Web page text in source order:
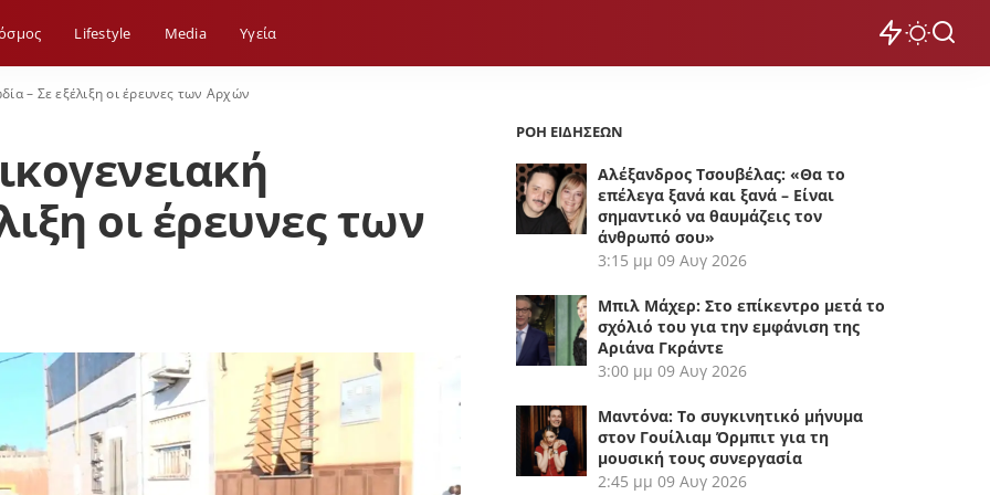
Lifestyle Media Yγεία
– Σε εξέλιξη οι έρευνες των Αρχών
οι έρευνες των
ΡΟΗ ΕΙΔΗΣΕΩΝ
Αλέξανδρος Τσουβέλας: «Θα το
επέλεγα ξανά και ξανά – Είναι
σημαντικό να θαυμάζεις τον
άνθρωπό σου»
3:15 μμ 09 Αυγ 2026
Μπιλ Μάχερ: Στο επίκεντρο μετά το
σχόλιό του για την εμφάνιση της
Αριάνα Γκράντε
3:00 μμ 09 Αυγ 2026
Μαντόνα: Το συγκινητικό μήνυμα
στον Γουίλιαμ Όρμπιτ για τη
μουσική τους συνεργασία
2:45 μμ 09 Αυγ 2026